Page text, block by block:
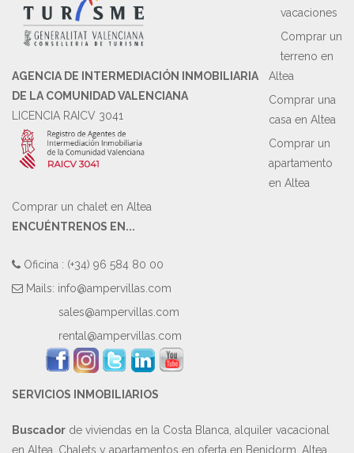
AGENCIA DE INTERMEDIACIÓN INMOBILIARIA
DE LA COMUNIDAD VALENCIANA
LICENCIA RAICV 3041
vacaciones
Comprar un
terreno en
Altea
Comprar una
casa en Altea
Comprar un
apartamento
en Altea
Comprar un chalet en Altea
ENCUÉNTRENOS EN...
Oficina : (+34) 96 584 80 00
Mails: info@ampervillas.com
sales@ampervillas.com
rental@ampervillas.com
SERVICIOS INMOBILIARIOS
Buscador de viviendas en la Costa Blanca, alquiler vacacional
en Altea. Chalets y apartamentos en oferta en Benidorm, Altea,